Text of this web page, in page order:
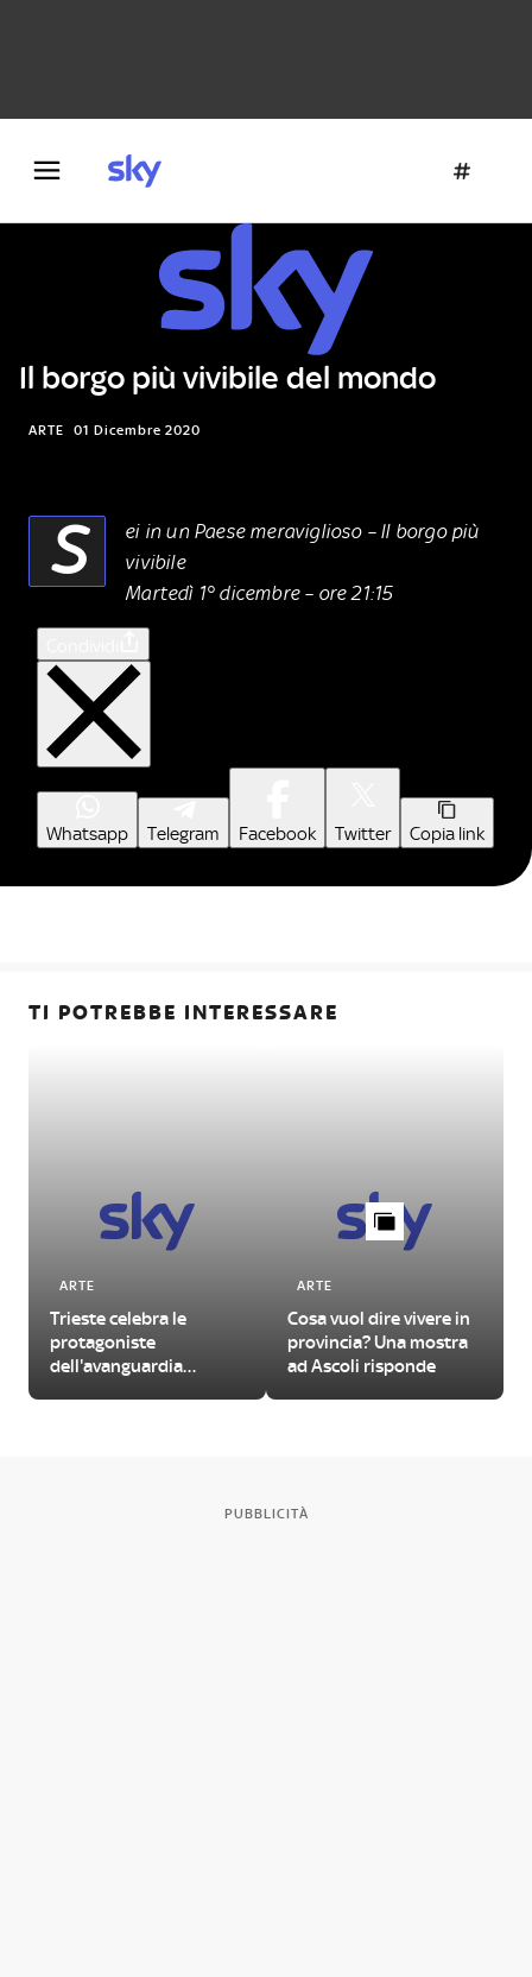
Il borgo più vivibile del mondo
ARTE 01 Dicembre 2020
S
ei in un Paese meraviglioso – Il borgo più
vivibile
Martedì 1° dicembre – ore 21:15
Whatsapp Telegram Facebook Twitter Copia link
TI POTREBBE INTERESSARE
ARTE
Trieste celebra le
protagoniste
dell'avanguardia
ARTE
Cosa vuol dire vivere in
provincia? Una mostra
ad Ascoli risponde
PUBBLICITÀ